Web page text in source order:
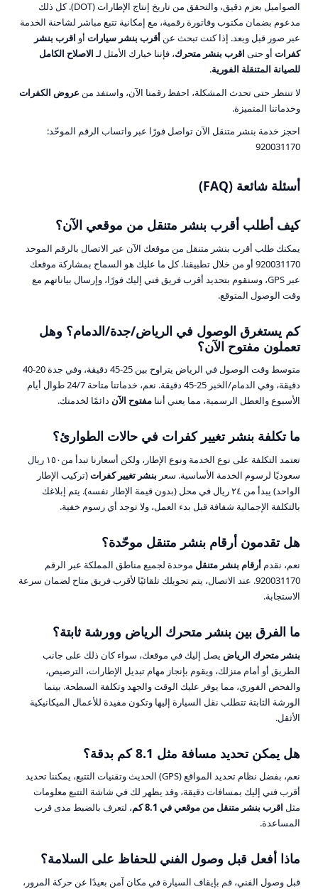
الصواميل بعزم دقيق، والتحقق من تاريخ إنتاج الإطارات (DOT). كل ذلك
مدعوم بضمان مكتوب وفاتورة رقمية، مع إمكانية تتبع مباشر لشاحنة الخدمة
عبر صور قبل وبعد. إذا كنت تبحث عنأقرب بنشر سيارات أو اقرب بنشر
كفرات أو حتى اقرب بنشر متحرك، فإننا خيارك الأمثل لـالاصلاح الكامل
للصيانة المتنقلة الفورية.
لا تنتظر حتى تحدث المشكلة، احفظ رقمنا الآن، واستفد من عروض الكفرات
وخدماتنا المتميزة.
احجز خدمة بنشر متنقل الآن تواصل فورًا عبر واتساب الرقم الموحّد:
920031170
أسئلة شائعة (FAQ)
كيف أطلب أقرب بنشر متنقل من موقعي الآن؟
يمكنك طلب أقرب بنشر متنقل من موقعك الآن عبر الاتصال بالرقم الموحد
920031170 أو من خلال تطبيقنا. كل ما عليك هو السماح بمشاركة موقعك
عبر GPS، وسنقوم بتحديد أقرب فريق فني إليك فورًا، وإرسال بياناتهم مع
وقت الوصول المتوقع.
كم يستغرق الوصول في الرياض/جدة/الدمام؟ وهل
تعملون مفتوح الآن؟
متوسط وقت الوصول في الرياض يتراوح بين 25-45 دقيقة، وفي جدة 20-40
دقيقة، وفي الدمام/الخبر 25-45 دقيقة. نعم، خدماتنا متاحة 24/7 طوال أيام
الأسبوع والعطل الرسمية، مما يعني أننامفتوح الآن دائمًا لخدمتك.
ما تكلفة بنشر تغيير كفرات في حالات الطوارئ؟
تعتمد التكلفة على نوع الخدمة ونوع الإطار، ولكن أسعارنا تبدأ من١٥٠ ريال
سعوديًا لرسوم الخدمة الأساسية. سعر بنشر تغيير كفرات(تركيب الإطار
الواحد) يبدأ من ٢٤ ريال في محل (بدون قيمة الإطار نفسه). يتم إبلاغك
بالتكلفة الإجمالية شفافة قبل بدء العمل، ولا توجد أي رسوم خفية.
هل تقدمون أرقام بنشر متنقل موحّدة؟
نعم، نقدمأرقام بنشر متنقل موحدة لجميع مناطق المملكة عبر الرقم
920031170. عند الاتصال، يتم تحويلك تلقائيًا لأقرب فريق متاح لضمان سرعة
الاستجابة.
ما الفرق بين بنشر متحرك الرياض وورشة ثابتة؟
بنشر متحرك الرياض يصل إليك في موقعك، سواء كان ذلك على جانب
الطريق أو أمام منزلك، ويقوم بإنجاز مهام تبديل الإطارات، الترصيص،
والفحص الفوري، مما يوفر عليك الوقت والجهد وتكلفة السطحة. بينما
الورشة الثابتة تتطلب نقل السيارة إليها وتكون مفيدة للأعمال الميكانيكية
الأثقل.
هل يمكن تحديد مسافة مثل 8.1 كم بدقة؟
نعم، بفضل نظام تحديد المواقع (GPS) الحديث وتقنيات التتبع، يمكننا تحديد
أقرب فني إليك بمسافات دقيقة، وقد يظهر لك في شاشة التتبع معلومات
مثل اقرب بنشر متنقل من موقعي في 8.1 كم
، لتعرف بالضبط مدى قرب
المساعدة.
ماذا أفعل قبل وصول الفني للحفاظ على السلامة؟
قبل وصول الفني، قم بإيقاف السيارة في مكان آمن بعيدًا عن حركة المرور،